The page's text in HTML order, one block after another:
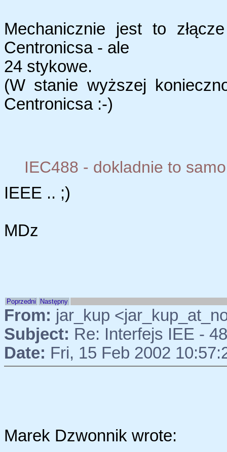
Mechanicznie jest to
Centronicsa - ale
24 stykowe.
(W stanie wyższej
Centronicsa :-)
IEC488 - dokladnie to
IEEE .. ;)
MDz
Poprzedni Następny
From: jar_kup
Subject: Re: Interfejs IEE -
Date: Fri, 15 Feb 2002
Marek Dzwonnik wrote: